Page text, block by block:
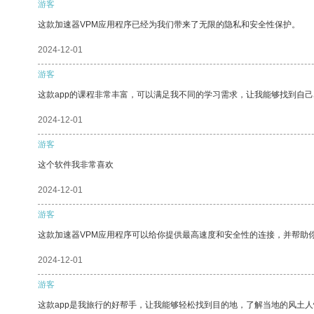
游客
这款加速器VPM应用程序已经为我们带来了无限的隐私和安全性保护。
2024-12-01
游客
这款app的课程非常丰富，可以满足我不同的学习需求，让我能够找到自
2024-12-01
游客
这个软件我非常喜欢
2024-12-01
游客
这款加速器VPM应用程序可以给你提供最高速度和安全性的连接，并帮助
2024-12-01
游客
这款app是我旅行的好帮手，让我能够轻松找到目的地，了解当地的风土